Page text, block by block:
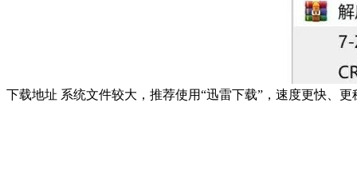
下载地址 系统文件较大，推荐使用“迅雷下载”，速度更快、更